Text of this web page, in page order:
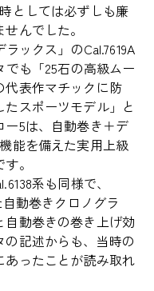
としては必ずしも廉
んでした。
ックス」のCal.7619A
も「25石の高級ムー
代表作マチックに防
スポーツモデル」と
5は、自動巻き＋デ
能を備えた実用上級
。
系も同様で、
自動巻きクロノグラ
動巻きの巻き上げ効
記述からも、当時の
ったことが読み取れ